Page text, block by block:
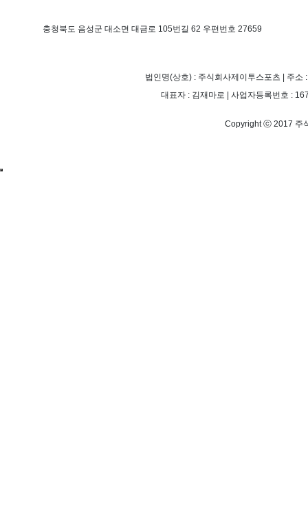
충청북도 음성군 대소면 대금로 105번길 62 우편번호 27659
법인명(상호) : 주식회사제이투스포츠 | 주
대표자 : 김재마로 | 사업자등록번호 :
Copyright ⓒ 2017 주